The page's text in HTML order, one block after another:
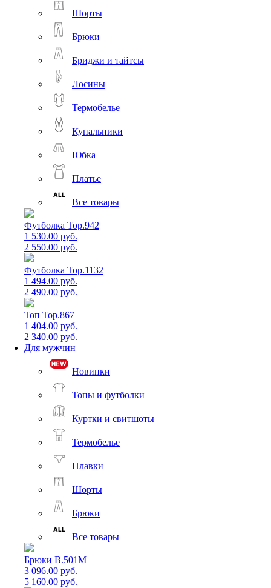
Шорты
Брюки
Бриджи и тайтсы
Лосины
Термобелье
Купальники
Юбка
Платье
Все товары
Футболка Top.942
1 530.00 руб.
2 550.00 руб.
Футболка Top.1132
1 494.00 руб.
2 490.00 руб.
Топ Top.867
1 404.00 руб.
2 340.00 руб.
Для мужчин
Новинки
Топы и футболки
Куртки и свитшоты
Термобелье
Плавки
Шорты
Брюки
Все товары
Брюки B.501M
3 096.00 руб.
5 160.00 руб.